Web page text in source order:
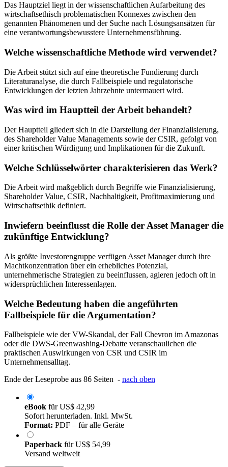
Das Hauptziel liegt in der wissenschaftlichen Aufarbeitung des
wirtschaftsethisch problematischen Konnexes zwischen den
genannten Phänomenen und der Suche nach Lösungsansätzen für
eine verantwortungsbewusstere Unternehmensführung.
Welche wissenschaftliche Methode wird verwendet?
Die Arbeit stützt sich auf eine theoretische Fundierung durch
Literaturanalyse, die durch Fallbeispiele und regulatorische
Entwicklungen der letzten Jahrzehnte untermauert wird.
Was wird im Hauptteil der Arbeit behandelt?
Der Hauptteil gliedert sich in die Darstellung der Finanzialisierung,
des Shareholder Value Managements sowie der CSIR, gefolgt von
einer kritischen Würdigung und Implikationen für die Zukunft.
Welche Schlüsselwörter charakterisieren das Werk?
Die Arbeit wird maßgeblich durch Begriffe wie Finanzialisierung,
Shareholder Value, CSIR, Nachhaltigkeit, Profitmaximierung und
Wirtschaftsethik definiert.
Inwiefern beeinflusst die Rolle der Asset Manager die
zukünftige Entwicklung?
Als größte Investorengruppe verfügen Asset Manager durch ihre
Machtkonzentration über ein erhebliches Potenzial,
unternehmerische Strategien zu beeinflussen, agieren jedoch oft in
widersprüchlichen Interessenlagen.
Welche Bedeutung haben die angeführten
Fallbeispiele für die Argumentation?
Fallbeispiele wie der VW-Skandal, der Fall Chevron im Amazonas
oder die DWS-Greenwashing-Debatte veranschaulichen die
praktischen Auswirkungen von CSR und CSIR im
Unternehmensalltag.
Ende der Leseprobe aus 86 Seiten - nach oben
eBook fürUS$ 42,99
Sofort herunterladen. Inkl. MwSt.
Format: PDF – für alle Geräte
Paperback fürUS$ 54,99
Versand weltweit